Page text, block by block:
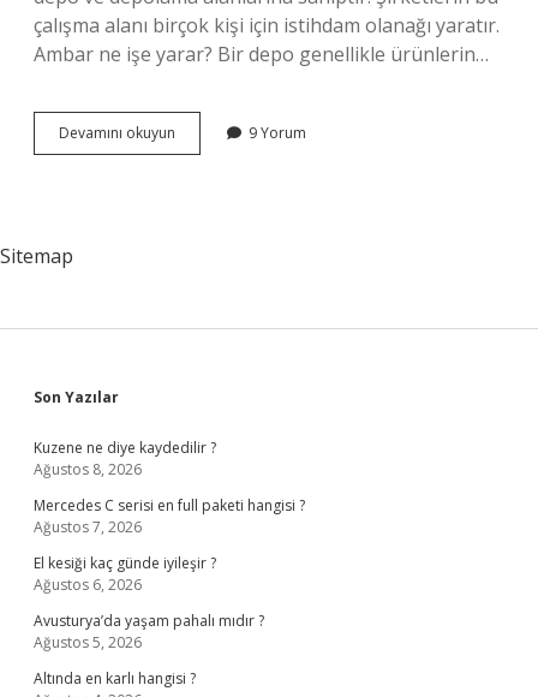
çalışma alanı birçok kişi için istihdam olanağı yaratır.
Ambar ne işe yarar? Bir depo genellikle ürünlerin…
Devamını okuyun
Ağzı
9 Yorum
Sitemap
Sidebar
Son Yazılar
Kuzene ne diye kaydedilir ?
Ağustos 8, 2026
Mercedes C serisi en full paketi hangisi ?
Ağustos 7, 2026
El kesiği kaç günde iyileşir ?
Ağustos 6, 2026
Avusturya’da yaşam pahalı mıdır ?
Ağustos 5, 2026
Altında en karlı hangisi ?